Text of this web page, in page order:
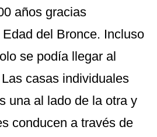
años gracias
del Bronce. Incluso
se podía llegar al
casas individuales
una al lado de la otra y
conducen a través de